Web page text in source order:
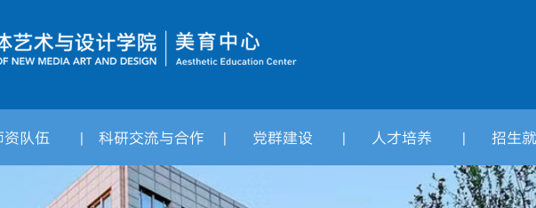
资队伍 科研交流与合作 党群建设 人才培养 招生